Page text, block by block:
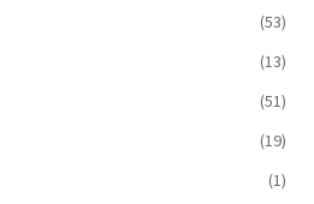
(53)
(13)
(51)
(19)
(1)